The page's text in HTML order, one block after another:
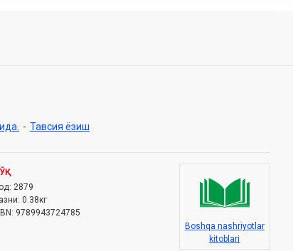
- Тавсия ёзиш
2879
0.38кг
9789943724785
Boshqa nashriyotlar
kitoblari